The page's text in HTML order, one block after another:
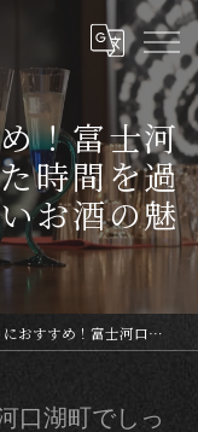
！富士河
時間を過
お酒の魅
湖町でしっとりした時間を過ごせるバーと美味しいお酒の魅力
口湖町でしっ